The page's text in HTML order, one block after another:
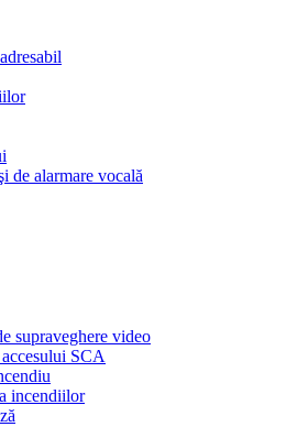
de alarmare vocală
supraveghere video
SCA
incendiilor